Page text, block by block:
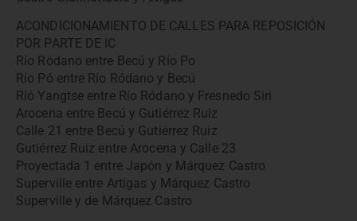
ACONDICIONAMIENTO DE CALLES PARA REPOSICIÓN
POR PARTE DE IC
Río Ródano entre Becú y Río Po
Río Pó entre Río Ródano y Becú
Rió Yangtse entre Río Ródano y Fresnedo Siri
Arocena entre Becú y Gutiérrez Ruiz
Calle 21 entre Becú y Gutiérrez Ruiz
Gutiérrez Ruiz entre Arocena y Calle 23
Proyectada 1 entre Japón y Márquez Castro
Superville entre Artigas y Márquez Castro
Superville y de Márquez Castro